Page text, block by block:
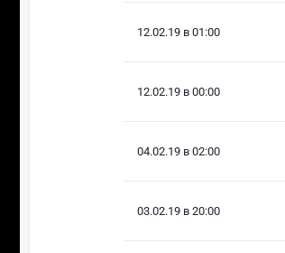
12.02.19 в 01:00
12.02.19 в 00:00
04.02.19 в 02:00
03.02.19 в 20:00